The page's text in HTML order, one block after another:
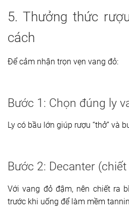
5. Thưởng thức
cách
Để cảm nhận trọn vẹn vang đỏ:
Bước 1: Chọn đúng ly
Ly có bầu lớn giúp rượu “thở” và
Bước 2: Decanter
Với vang đỏ đậm, nên chiết ra
trước khi uống để làm mềm